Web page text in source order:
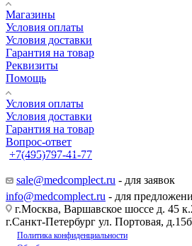
Магазины
Условия оплаты
Условия доставки
Гарантия на товар
Реквизиты
Помощь
Условия оплаты
Условия доставки
Гарантия на товар
Вопрос-ответ
+7(495)797-41-77
sale@medcomplect.ru - для заявок
info@medcomplect.ru - для
г.Москва, Варшавское шоссе д. 45
г.Санкт-Петербург ул. Портовая,
Политика конфиденциальности